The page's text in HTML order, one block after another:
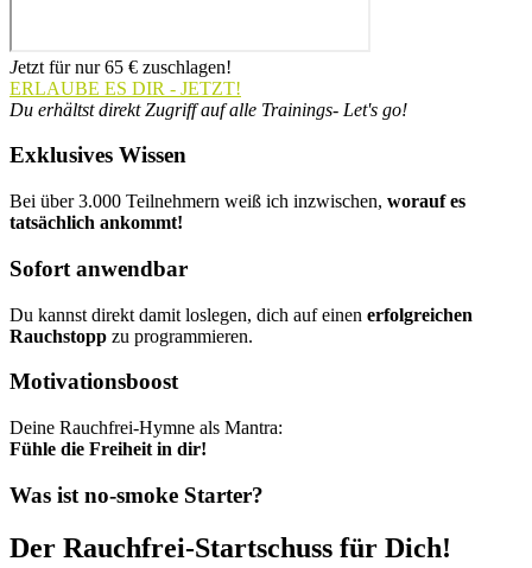
Jetzt für nur 65 € zuschlagen!
ERLAUBE ES DIR - JETZT!
Du erhältst direkt Zugriff auf alle Trainings- Let's go!
Exklusives Wissen
Bei über 3.000 Teilnehmern weiß ich inzwischen, worauf es
tatsächlich ankommt!
Sofort anwendbar
Du kannst direkt damit loslegen, dich auf einen erfolgreichen
Rauchstopp zu programmieren.
Motivationsboost
Deine Rauchfrei-Hymne als Mantra:
Fühle die Freiheit in dir!
Was ist no-smoke Starter?
Der Rauchfrei-Startschuss für Dich!